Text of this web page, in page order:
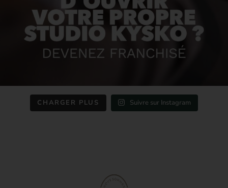
CHARGER PLUS Suivre sur Instagram